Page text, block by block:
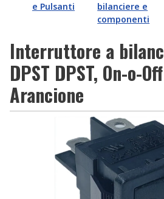
e Pulsanti
bilanciere e
componenti
Interruttore a
DPST DPST, On-o-
Arancione